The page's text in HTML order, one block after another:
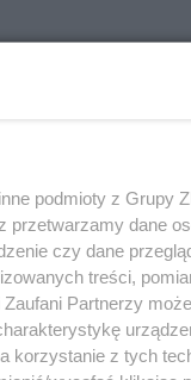
podmioty z Grupy
dane
czy dane
treści,
Partnerzy
z tych